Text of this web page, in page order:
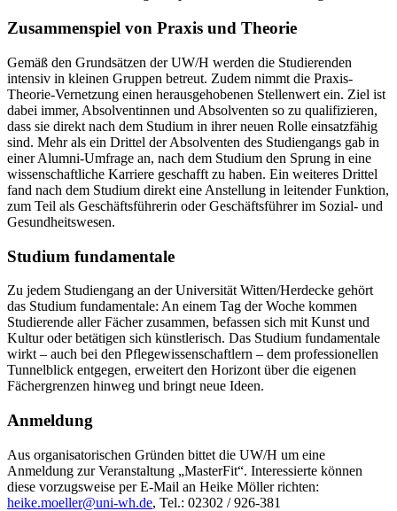
Zusammenspiel von Praxis und Theorie
Gemäß den Grundsätzen der UW/H werden die Studierenden
intensiv in kleinen Gruppen betreut. Zudem nimmt die Praxis-
Theorie-Vernetzung einen herausgehobenen Stellenwert ein. Ziel ist
dabei immer, Absolventinnen und Absolventen so zu qualifizieren,
dass sie direkt nach dem Studium in ihrer neuen Rolle einsatzfähig
sind. Mehr als ein Drittel der Absolventen des Studiengangs gab in
einer Alumni-Umfrage an, nach dem Studium den Sprung in eine
wissenschaftliche Karriere geschafft zu haben. Ein weiteres Drittel
fand nach dem Studium direkt eine Anstellung in leitender Funktion,
zum Teil als Geschäftsführerin oder Geschäftsführer im Sozial- und
Gesundheitswesen.
Studium fundamentale
Zu jedem Studiengang an der Universität Witten/Herdecke gehört
das Studium fundamentale: An einem Tag der Woche kommen
Studierende aller Fächer zusammen, befassen sich mit Kunst und
Kultur oder betätigen sich künstlerisch. Das Studium fundamentale
wirkt – auch bei den Pflegewissenschaftlern – dem professionellen
Tunnelblick entgegen, erweitert den Horizont über die eigenen
Fächergrenzen hinweg und bringt neue Ideen.
Anmeldung
Aus organisatorischen Gründen bittet die UW/H um eine
Anmeldung zur Veranstaltung „MasterFit“. Interessierte können
diese vorzugsweise per E-Mail an Heike Möller richten:
heike.moeller@uni-wh.de, Tel.: 02302 / 926-381